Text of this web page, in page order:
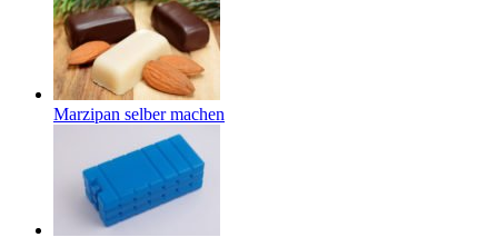
Marzipan selber machen